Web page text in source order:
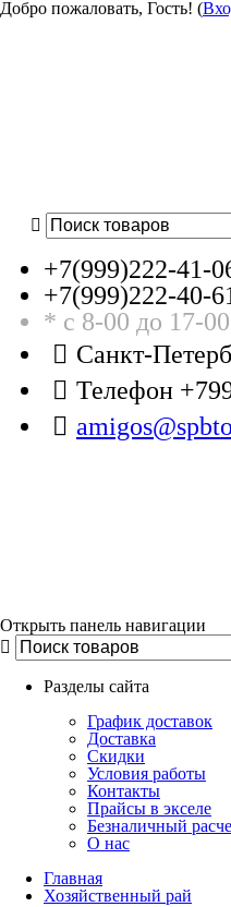
Добро пожаловать, Гость! (
+7(999)222-41-
+7(999)222-40-
* с 8-00 до 17-00
Санкт-
Телефон
Открыть панель навигации
Разделы сайта
График доставок
Доставка
Скидки
Условия работы
Контакты
Прайсы в экселе
Безналичный
О нас
Главная
Хозяйственный рай